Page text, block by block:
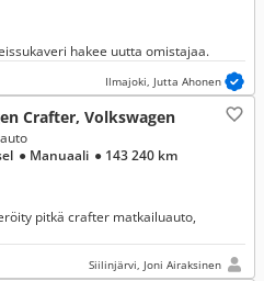
hakee uutta omistajaa.
Ilmajoki, Jutta Ahonen
Crafter, Volkswagen
● Manuaali ● 143 240 km
pitkä crafter matkailuauto,
Siilinjärvi, Joni Airaksinen